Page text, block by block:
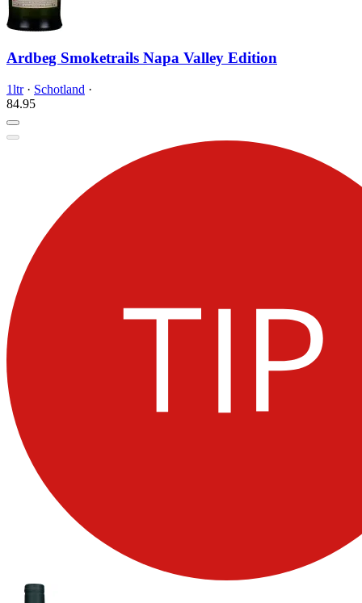
Ardbeg Smoketrails Napa Valley Edition
1ltr· Schotland ·
84.95